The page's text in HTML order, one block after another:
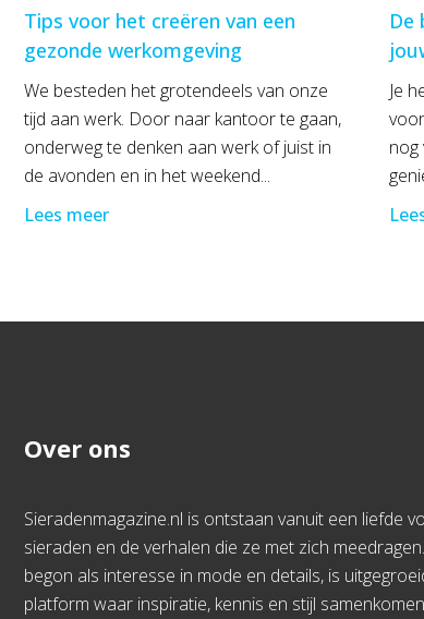
Tips voor het creëren van een
gezonde werkomgeving
We besteden het grotendeels van onze
tijd aan werk. Door naar kantoor te gaan,
onderweg te denken aan werk of juist in
de avonden en in het weekend...
Lees meer
De
Je
nog
Over ons
Sieradenmagazine.nl is ontstaan vanuit een liefde
sieraden en de verhalen die ze met zich
begon als interesse in mode en details, is
platform waar inspiratie, kennis en stijl